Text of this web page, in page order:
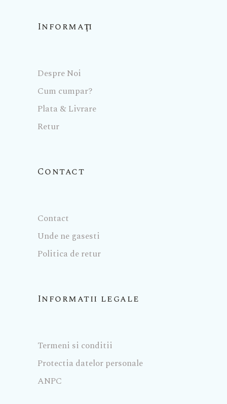
Informaţii
Despre Noi
Cum cumpar?
Plata & Livrare
Retur
Contact
Contact
Unde ne gasesti
Politica de retur
Informatii legale
Termeni si conditii
Protectia datelor personale
ANPC